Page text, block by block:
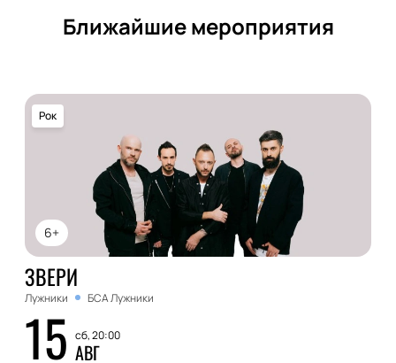
Ближайшие мероприятия
6+
Рок
ЗВЕРИ
Лужники БСА Лужники
15 сб, 20:00
АВГ